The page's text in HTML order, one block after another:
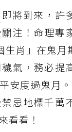
即將到來，許
注！命理專
生肖」在鬼月
氣，務必提
安度過鬼月
忌地標千萬
看看！